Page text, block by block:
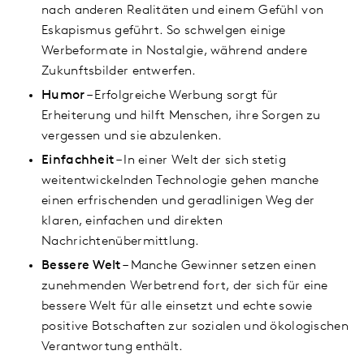
nach anderen Realitäten und einem Gefühl von
Eskapismus geführt. So schwelgen einige
Werbeformate in Nostalgie, während andere
Zukunftsbilder entwerfen.
Humor– Erfolgreiche Werbung sorgt für
Erheiterung und hilft Menschen, ihre Sorgen zu
vergessen und sie abzulenken.
Einfachheit– In einer Welt der sich stetig
weitentwickelnden Technologie gehen manche
einen erfrischenden und geradlinigen Weg der
klaren, einfachen und direkten
Nachrichtenübermittlung.
Bessere Welt– Manche Gewinner setzen einen
zunehmenden Werbetrend fort, der sich für eine
bessere Welt für alle einsetzt und echte sowie
positive Botschaften zur sozialen und ökologischen
Verantwortung enthält.